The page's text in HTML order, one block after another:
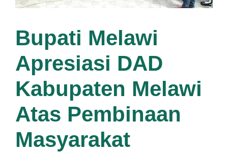
Bupati Melawi
Apresiasi DAD
Kabupaten Melawi
Atas Pembinaan
Masyarakat